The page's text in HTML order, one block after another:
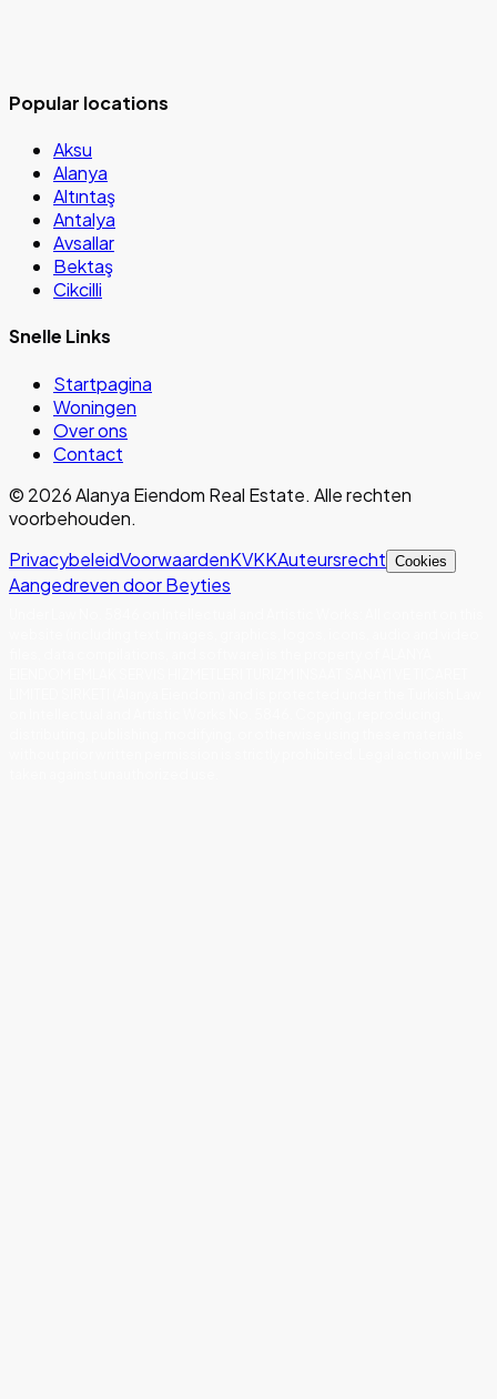
Popular locations
Aksu
Alanya
Altıntaş
Antalya
Avsallar
Bektaş
Cikcilli
Snelle Links
Startpagina
Woningen
Over ons
Contact
© 2026Alanya Eiendom Real Estate. Alle rechten
voorbehouden.
PrivacybeleidVoorwaardenKVKKAuteursrecht Cookies
Aangedreven door Beyties